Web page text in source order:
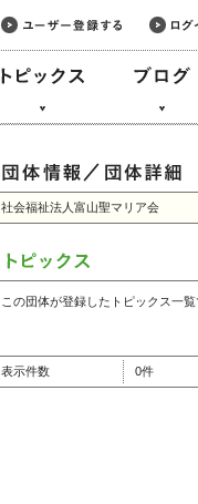
社会福祉法人富山聖マリア会
この団体が登録したトピックス一
表示件数 0件